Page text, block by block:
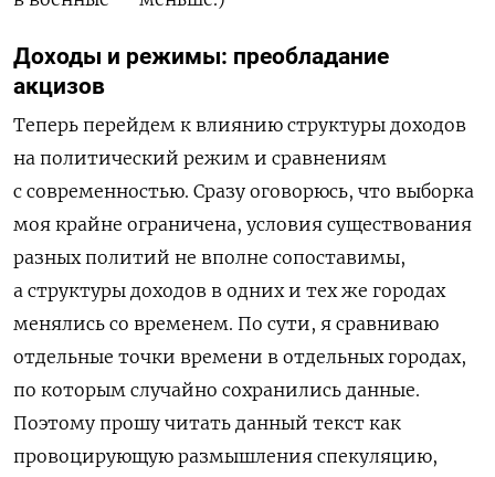
Доходы и режимы: преобладание
акцизов
Теперь перейдем к влиянию структуры доходов
на политический режим и сравнениям
с современностью. Сразу оговорюсь, что выборка
моя крайне ограничена, условия существования
разных политий не вполне сопоставимы,
а структуры доходов в одних и тех же городах
менялись со временем. По сути, я сравниваю
отдельные точки времени в отдельных городах,
по которым случайно сохранились данные.
Поэтому прошу читать данный текст как
провоцирующую размышления спекуляцию,